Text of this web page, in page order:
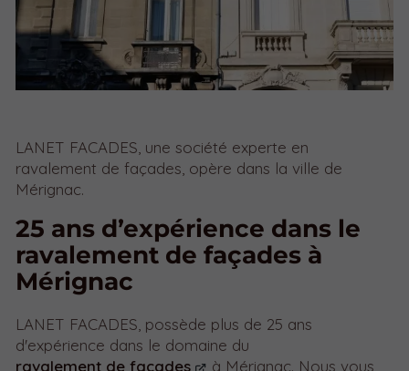
LANET FACADES, une société experte en
ravalement de façades, opère dans la ville de
Mérignac.
25 ans d’expérience dans le
ravalement de façades à
Mérignac
LANET FACADES, possède plus de 25 ans
d'expérience dans le domaine du
ravalement de façades
à Mérignac. Nous vous